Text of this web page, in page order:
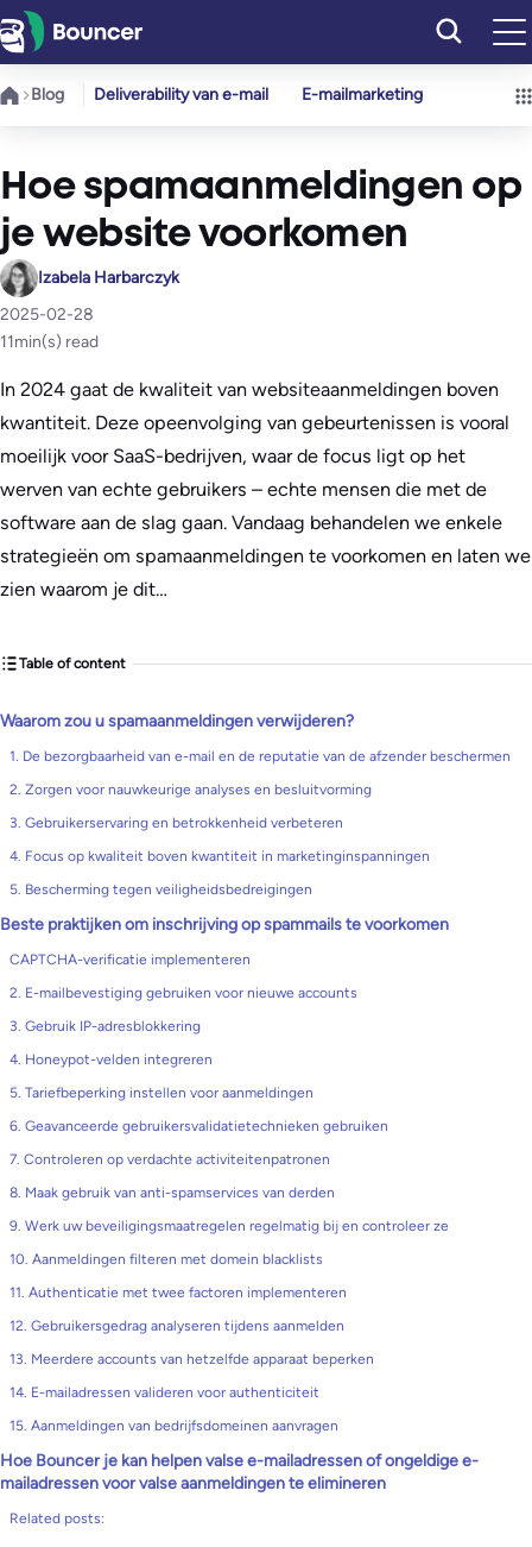
Ga
naar
de
Blog Deliverability van e-mail E-mailmarketing
Hoe spamaanmeldingen op
je website voorkomen
Izabela Harbarczyk
2025-02-28
11min(s) read
In 2024 gaat de kwaliteit van websiteaanmeldingen boven
kwantiteit. Deze opeenvolging van gebeurtenissen is vooral
moeilijk voor SaaS-bedrijven, waar de focus ligt op het
werven van echte gebruikers – echte mensen die met de
software aan de slag gaan. Vandaag behandelen we enkele
strategieën om spamaanmeldingen te voorkomen en laten we
zien waarom je dit…
Table of content
Waarom zou u spamaanmeldingen verwijderen?
1. De bezorgbaarheid van e-mail en de reputatie van de afzender beschermen
2. Zorgen voor nauwkeurige analyses en besluitvorming
3. Gebruikerservaring en betrokkenheid verbeteren
4. Focus op kwaliteit boven kwantiteit in marketinginspanningen
5. Bescherming tegen veiligheidsbedreigingen
Beste praktijken om inschrijving op spammails te voorkomen
CAPTCHA-verificatie implementeren
2. E-mailbevestiging gebruiken voor nieuwe accounts
3. Gebruik IP-adresblokkering
4. Honeypot-velden integreren
5. Tariefbeperking instellen voor aanmeldingen
6. Geavanceerde gebruikersvalidatietechnieken gebruiken
7. Controleren op verdachte activiteitenpatronen
8. Maak gebruik van anti-spamservices van derden
9. Werk uw beveiligingsmaatregelen regelmatig bij en controleer ze
10. Aanmeldingen filteren met domein blacklists
11. Authenticatie met twee factoren implementeren
12. Gebruikersgedrag analyseren tijdens aanmelden
13. Meerdere accounts van hetzelfde apparaat beperken
14. E-mailadressen valideren voor authenticiteit
15. Aanmeldingen van bedrijfsdomeinen aanvragen
Hoe Bouncer je kan helpen valse e-mailadressen of ongeldige e-
mailadressen voor valse aanmeldingen te elimineren
Related posts: